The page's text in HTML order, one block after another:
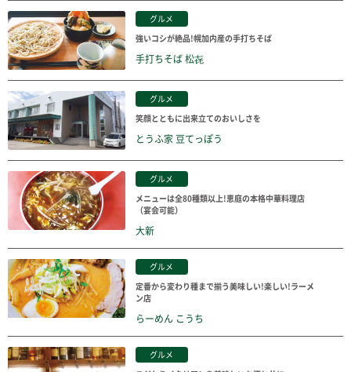
グルメ
強いコシが絶品!幌加内産の手打ちそば
手打ちそば 松㐂
グルメ
笑顔とともに出来立てのおいしさを
とうふ家 豆てっぽう
グルメ
メニューは全80種類以上!恵庭の本格中華料理店
（宴会可能）
大新
グルメ
定番から変わり種まで揃う美味しい!楽しい!ラーメ
ン店
らーめん こうち
グルメ